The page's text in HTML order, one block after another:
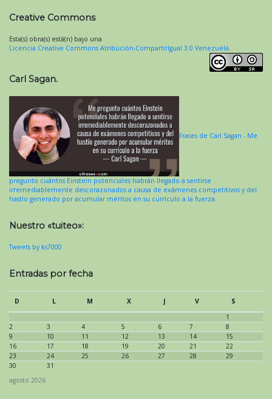
Creative Commons
Esta(s) obra(s) está(n) bajo una
Licencia Creative Commons Atribución-CompartirIgual 3.0 Venezuela.
Carl Sagan.
Frases de Carl Sagan - Me
pregunto cuántos Einstein potenciales habrán llegado a sentirse
irremediablemente descorazonados a causa de exámenes competitivos y del
hastío generado por acumular méritos en su currículo a la fuerza.
Nuestro «tuiteo»:
Tweets by ks7000
Entradas por fecha
agosto 2026
D L M X J V
S
1
2
3 4 5 6 7
8
9
10 11 12 13 14
15
16
17 18 19 20 21
22
23
24 25 26 27 28
29
30
31